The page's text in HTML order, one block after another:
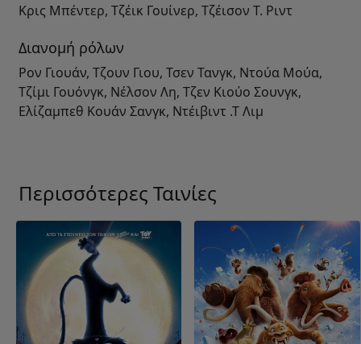
Κρις Μπέντερ, Τζέικ Γουίνερ, Τζέισον Τ. Ριντ
Διανομή ρόλων
Ρον Γιουάν, Τζουν Γιου, Τσεν Τανγκ, Ντούα Μούα,
Τζίμι Γουόνγκ, Νέλσον Λη, Τζεν Κιούο Σουνγκ,
Ελίζαμπεθ Κουάν Σανγκ, Ντέιβιντ .Τ Λιμ
Περισσότερες Ταινίες